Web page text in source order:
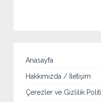
Anasayfa
Hakkımızda / İletişim
Çerezler ve Gizlilik